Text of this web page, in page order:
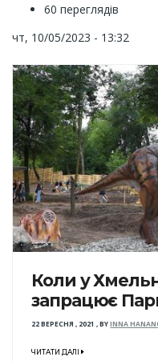
60 переглядів
чт, 10/05/2023 - 13:32
Коли у
запрацює
22 ВЕРЕСНЯ , 2021 ,BYINNA
ЧИТАТИ ДАЛІ